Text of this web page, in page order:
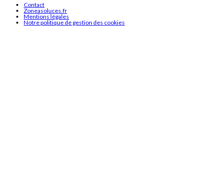
Contact
Zoneasoluces.fr
Mentions légales
Notre politique de gestion des cookies